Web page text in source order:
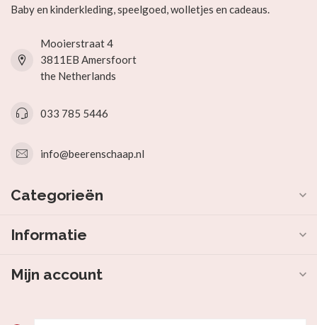
Baby en kinderkleding, speelgoed, wolletjes en cadeaus.
Mooierstraat 4
3811EB Amersfoort
the Netherlands
033 785 5446
info@beerenschaap.nl
Categorieën
Informatie
Mijn account